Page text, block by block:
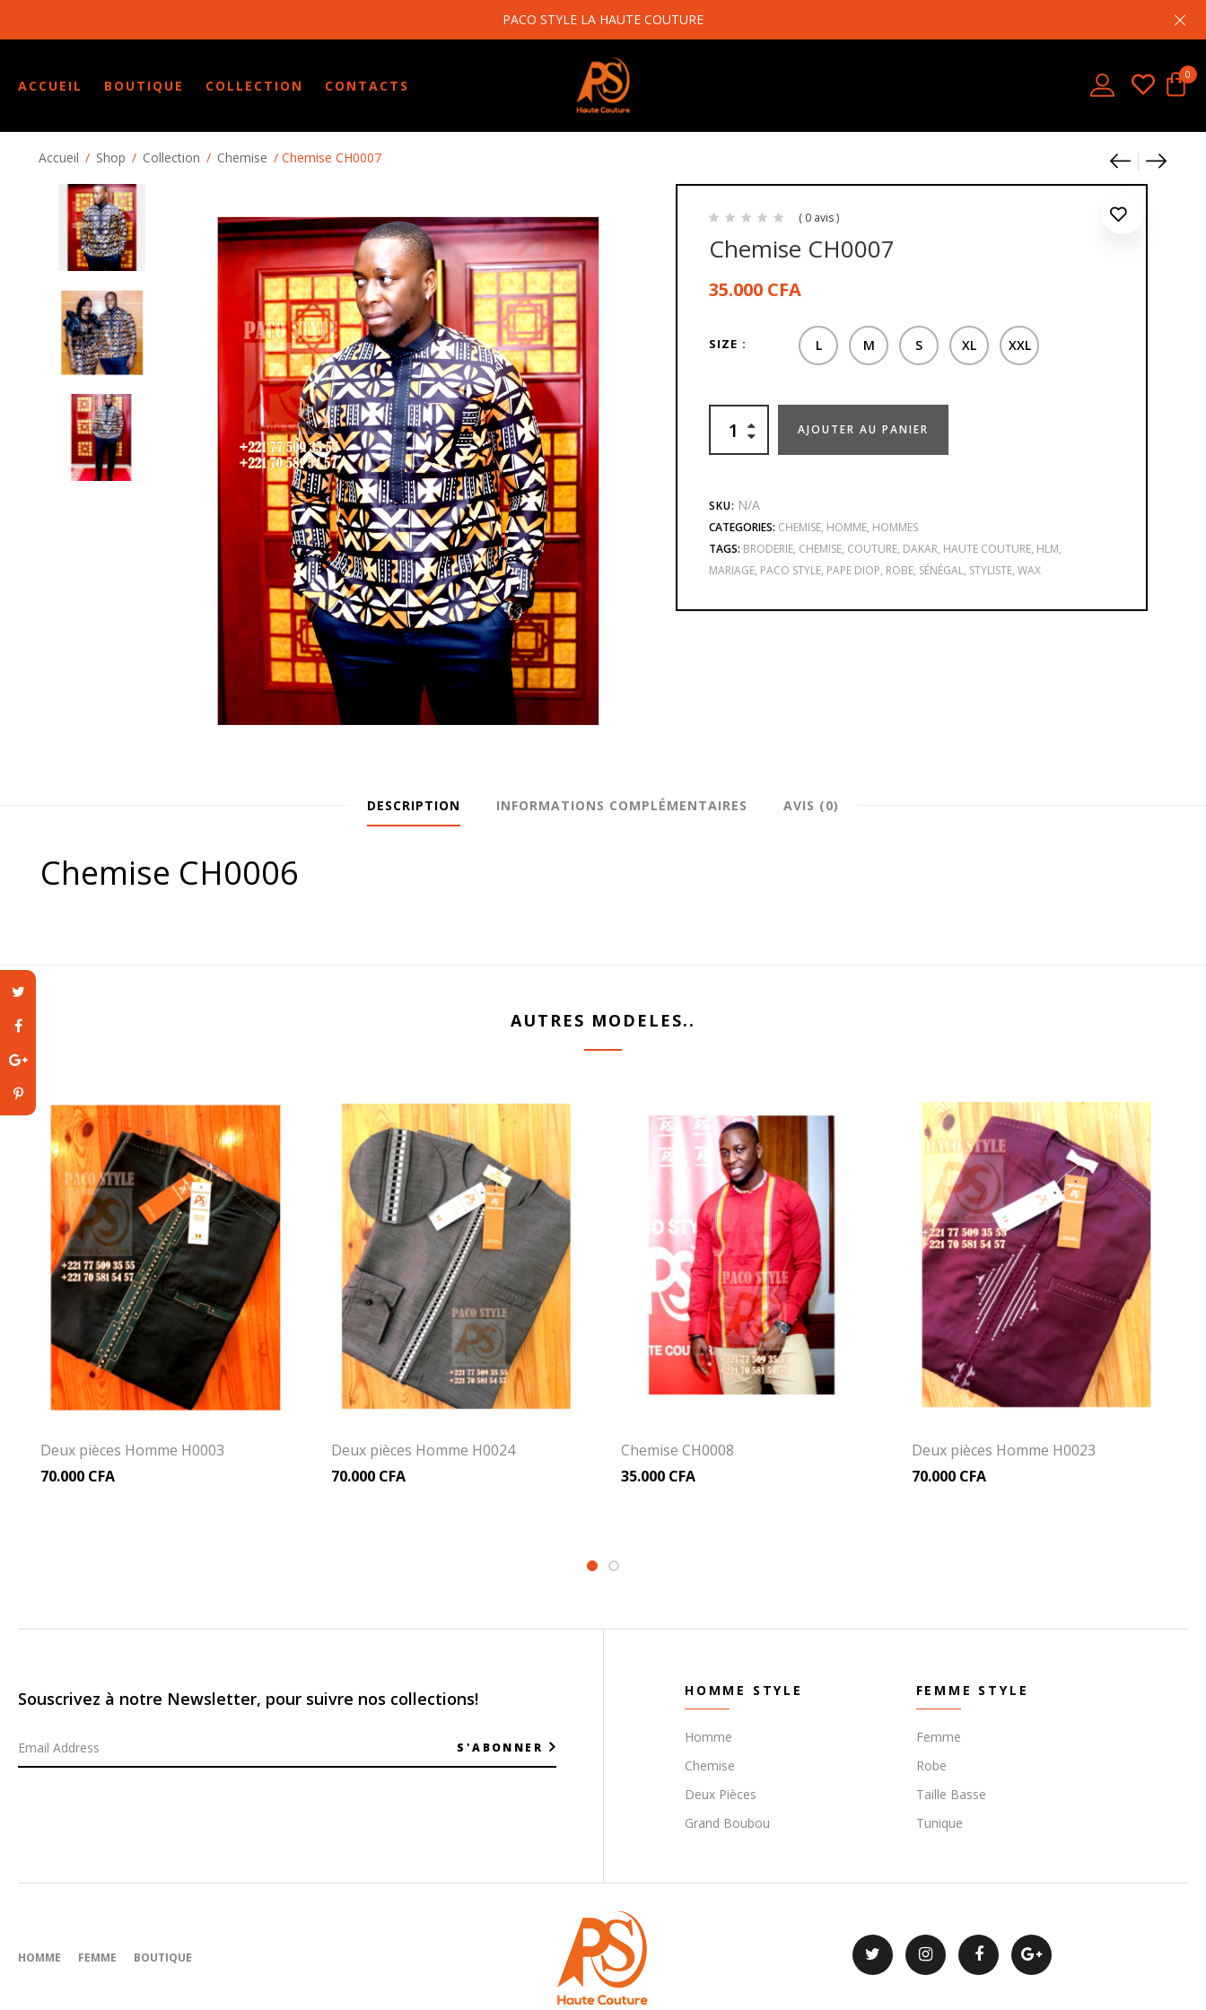
PACO STYLE LA HAUTE COUTURE
ACCUEIL BOUTIQUE COLLECTION CONTACTS
0
Accueil / Shop / Collection / Chemise / Chemise CH0007
( 0 avis )
Chemise CH0007
35.000 CFA
SIZE L M S XL XXL
AJOUTER AU PANIER
SKU: N/A
CATEGORIES: CHEMISE, HOMME, HOMMES
TAGS: BRODERIE, CHEMISE, COUTURE, DAKAR, HAUTE COUTURE, HLM,
MARIAGE, PACO STYLE, PAPE DIOP, ROBE, SÉNÉGAL, STYLISTE,WAX
DESCRIPTION INFORMATIONS COMPLÉMENTAIRES AVIS (0)
Chemise CH0006
AUTRES MODELES..
Deux pièces Homme H0003
70.000 CFA
Deux pièces Homme H0024
70.000 CFA
Chemise CH0008
35.000 CFA
Deux pièces Homme H0023
70.000 CFA
Souscrivez à notre Newsletter, pour suivre nos collections!
S'ABONNER
HOMME STYLE
Homme
Chemise
Deux Pièces
Grand Boubou
FEMME STYLE
Femme
Robe
Taille Basse
Tunique
HOMME FEMME BOUTIQUE